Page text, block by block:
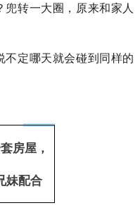
转一大圈，原来和家人
定哪天就会碰到同样的
房屋，
妹配合